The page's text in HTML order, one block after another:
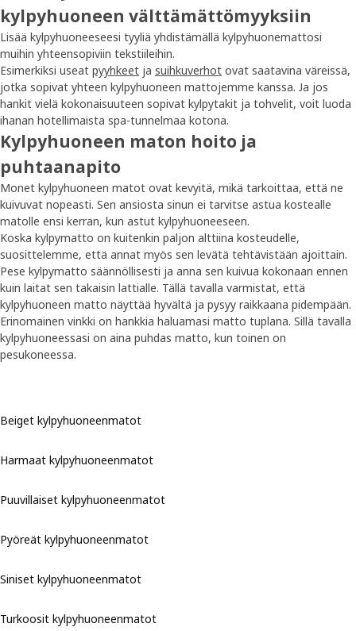
kylpyhuoneen välttämättömyyksiin
Lisää kylpyhuoneeseesi tyyliä yhdistämällä kylpyhuonemattosi
muihin yhteensopiviin tekstiileihin.
Esimerkiksi useat pyyhkeet ja suihkuverhot ovat saatavina väreissä,
jotka sopivat yhteen kylpyhuoneen mattojemme kanssa. Ja jos
hankit vielä kokonaisuuteen sopivat kylpytakit ja tohvelit, voit luoda
ihanan hotellimaista spa-tunnelmaa kotona.
Kylpyhuoneen maton hoito ja
puhtaanapito
Monet kylpyhuoneen matot ovat kevyitä, mikä tarkoittaa, että ne
kuivuvat nopeasti. Sen ansiosta sinun ei tarvitse astua kostealle
matolle ensi kerran, kun astut kylpyhuoneeseen.
Koska kylpymatto on kuitenkin paljon alttiina kosteudelle,
suosittelemme, että annat myös sen levätä tehtävistään ajoittain.
Pese kylpymatto säännöllisesti ja anna sen kuivua kokonaan ennen
kuin laitat sen takaisin lattialle. Tällä tavalla varmistat, että
kylpyhuoneen matto näyttää hyvältä ja pysyy raikkaana pidempään.
Erinomainen vinkki on hankkia haluamasi matto tuplana. Sillä tavalla
kylpyhuoneessasi on aina puhdas matto, kun toinen on
pesukoneessa.
Beiget kylpyhuoneenmatot
Harmaat kylpyhuoneenmatot
Puuvillaiset kylpyhuoneenmatot
Pyöreät kylpyhuoneenmatot
Siniset kylpyhuoneenmatot
Turkoosit kylpyhuoneenmatot